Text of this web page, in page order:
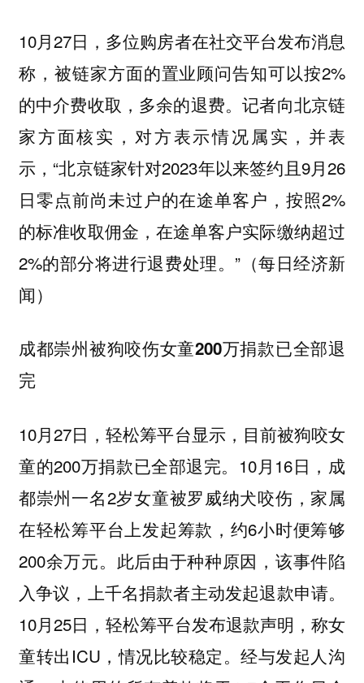
10月27日，多位购房者在社交平台发布消息
称，被链家方面的置业顾问告知可以按2%
的中介费收取，多余的退费。记者向北京链
家方面核实，对方表示情况属实，并表
示，“北京链家针对2023年以来签约且9月26
日零点前尚未过户的在途单客户，按照2%
的标准收取佣金，在途单客户实际缴纳超过
2%的部分将进行退费处理。”（每日经济新
闻）
成都崇州被狗咬伤女童200万捐款已全部退
完
10月27日，轻松筹平台显示，目前被狗咬女
童的200万捐款已全部退完。10月16日，成
都崇州一名2岁女童被罗威纳犬咬伤，家属
在轻松筹平台上发起筹款，约6小时便筹够
200余万元。此后由于种种原因，该事件陷
入争议，上千名捐款者主动发起退款申请。
10月25日，轻松筹平台发布退款声明，称女
童转出ICU，情况比较稳定。经与发起人沟